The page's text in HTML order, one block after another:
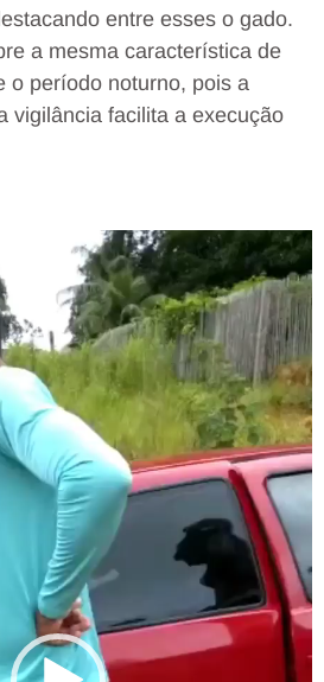
entre esses o gado.
a mesma característica de
o período noturno, pois a
vigilância facilita a execução